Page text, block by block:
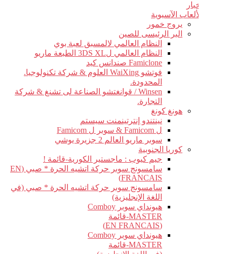
أخبار
الألعاب الآسيوية
يروج خمور
البر الرئيسى للصين
النظام العالمي لالمسبق لعبة بوي
النظام العالمي ل3DS XL الطبعة ماريو
Famiclone صندانس كيد
فوتشو WaiXing العلوم & شركة تكنولوجيا.
المحدودة.
Winsen / قوانغتشو الصناعة لى تشنغ & شركة
التجارة.
هونغ كونغ
نينتندو إنترتينمنت سيستم
ل Famicom & سوبر ل Famicom
سوبر ماريو العالم 2 جزيرة يوشي
كوريا الجنوبية
جيم كيوب : ماجستير الكورية-قائمة !
سامسونج سوبر حركة اتشيه الحرة * صبي (EN
FRANCAIS)
سامسونج سوبر حركة اتشيه الحرة * صبي (في
اللغة الإنجليزية)
هيونداي سوبر Comboy
MASTER-قائمة
(EN FRANCAIS)
هيونداي سوبر Comboy
MASTER-قائمة